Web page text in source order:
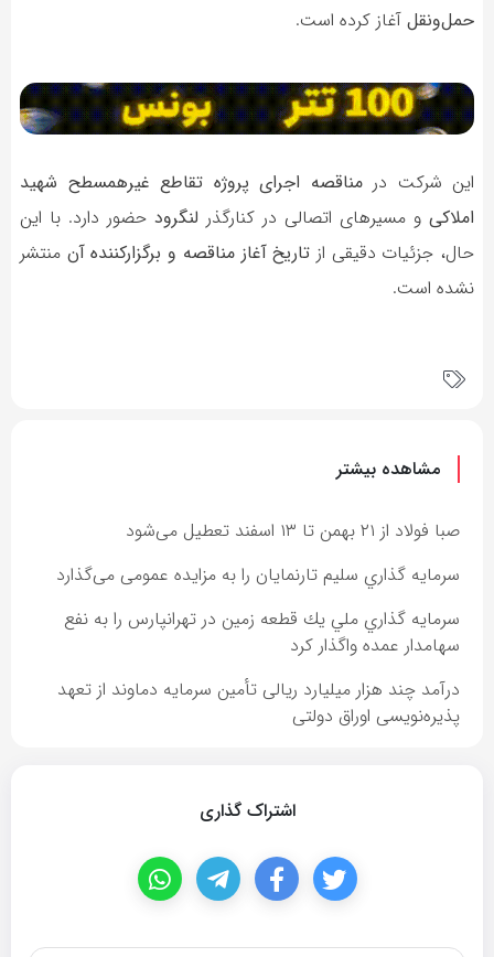
حمل‌ونقل آغاز کرده است.
این شرکت درمناقصه اجرای پروژه تقاطع غیرهمسطح شهید
املاکی و مسیرهای اتصالی در کنارگذر لنگرود حضور دارد. با این
حال، جزئیات دقیقی از تاریخ آغاز مناقصه و برگزارکننده آن منتشر
نشده است.
مشاهده بیشتر
صبا فولاد از ۲۱ بهمن تا ۱۳ اسفند تعطیل می‌شود
سرمايه گذاري سليم تارنمايان را به مزایده عمومی می‌گذارد
سرمايه گذاري ملي يك قطعه زمين در تهرانپارس را به نفع
سهامدار عمده واگذار كرد
درآمد چند هزار میلیارد ریالی تأمین سرمایه دماوند از تعهد
پذیره‌نویسی اوراق دولتی
اشتراک گذاری